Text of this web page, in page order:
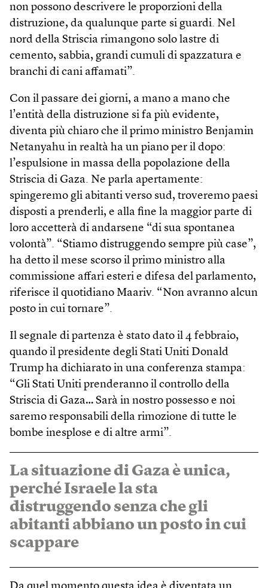
non possono descrivere le proporzioni della
distruzione, da qualunque parte si guardi. Nel
nord della Striscia rimangono solo lastre di
cemento, sabbia, grandi cumuli di spazzatura e
branchi di cani affamati”.
Con il passare dei giorni, a mano a mano che
l’entità della distruzione si fa più evidente,
diventa più chiaro che il primo ministro Benjamin
Netanyahu in realtà ha un piano per il dopo:
l’espulsione in massa della popolazione della
Striscia di Gaza. Ne parla apertamente:
spingeremo gli abitanti verso sud, troveremo paesi
disposti a prenderli, e alla fine la maggior parte di
loro accetterà di andarsene “di sua spontanea
volontà”. “Stiamo distruggendo sempre più case”,
ha detto il mese scorso il primo ministro alla
commissione affari esteri e difesa del parlamento,
riferisce il quotidiano Maariv. “Non avranno alcun
posto in cui tornare”.
Il segnale di partenza è stato dato il 4 febbraio,
quando il presidente degli Stati Uniti Donald
Trump ha dichiarato in una conferenza stampa:
“Gli Stati Uniti prenderanno il controllo della
Striscia di Gaza… Sarà in nostro possesso e noi
saremo responsabili della rimozione di tutte le
bombe inesplose e di altre armi”.
La situazione di Gaza è unica,
perché Israele la sta
distruggendo senza che gli
abitanti abbiano un posto in cui
scappare